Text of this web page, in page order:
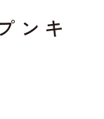
ンキ